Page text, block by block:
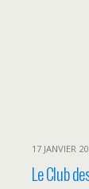
17 JANVIER
Le Club